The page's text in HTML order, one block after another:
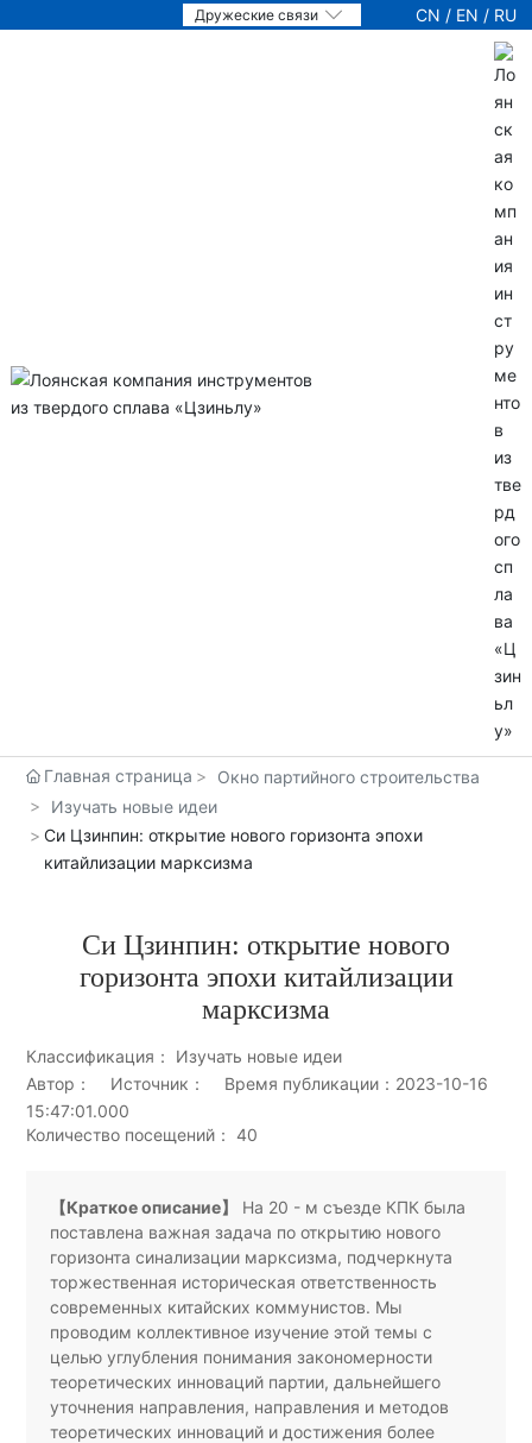
Дружеские связи CN / EN / RU
Услуги
Главная страница
Окно партийного строительства
Изучать новые идеи
Си Цзинпин: открытие нового горизонта эпохи
китайлизации марксизма
Си Цзинпин: открытие нового
горизонта эпохи китайлизации
марксизма
Классификация： Изучать новые идеи
Автор： Источник： Время публикации：2023-10-16
15:47:01.000
Количество посещений： 40
【Краткое описание】
На 20 - м съезде КПК была
поставлена важная задача по открытию нового
горизонта синализации марксизма, подчеркнута
торжественная историческая ответственность
современных китайских коммунистов. Мы
проводим коллективное изучение этой темы с
целью углубления понимания закономерности
теоретических инноваций партии, дальнейшего
уточнения направления, направления и методов
теоретических инноваций и достижения более